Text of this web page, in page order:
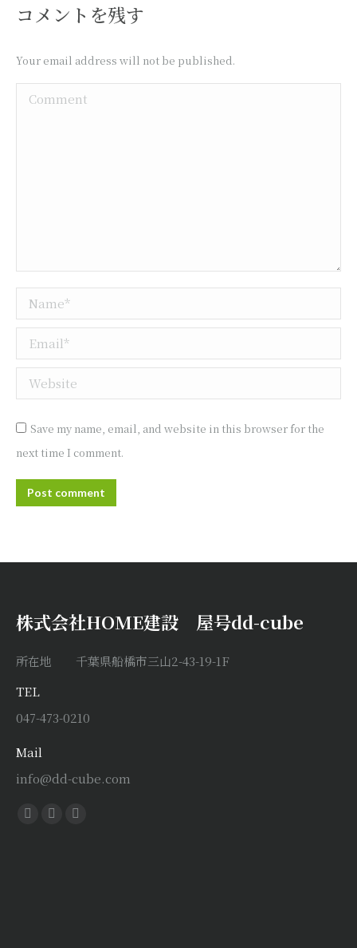
コメントを残す
Your email address will not be published.
Comment
Name *
Email *
Website
Save my name, email, and website in this browser for the
next time I comment.
Post comment
株式会社HOME建設 屋号dd-cube
所在地 千葉県船橋市三山2-43-19-1F
TEL
047-473-0210
Mail
info@dd-cube.com
Find us on:
Facebook
X
Instagram